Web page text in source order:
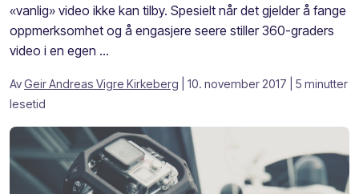
«vanlig» video ikke kan tilby. Spesielt når det gjelder å fange
oppmerksomhet og å engasjere seere stiller 360-graders
video i en egen ...
AvGeir Andreas Vigre Kirkeberg | 10. november 2017
| 5 minutter
lesetid